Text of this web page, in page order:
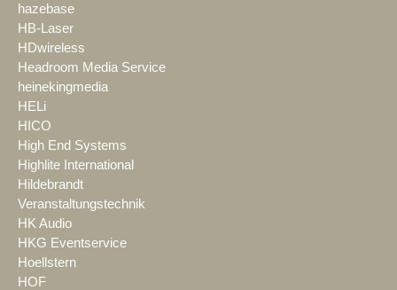
hazebase
HB-Laser
HDwireless
Headroom Media Service
heinekingmedia
HELi
HICO
High End Systems
Highlite International
Hildebrandt
Veranstaltungstechnik
HK Audio
HKG Eventservice
Hoellstern
HOF